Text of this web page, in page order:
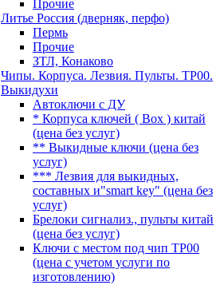
Прочие
Литье Россия (дверняк, перфо)
Пермь
Прочие
ЗТЛ, Конаково
Чипы. Корпуса. Лезвия. Пульты. TP00.
Выкидухи
Автоключи с ДУ
* Корпуса ключей ( Box ) китай
(цена без услуг)
** Выкидные ключи (цена без
услуг)
*** Лезвия для выкидных,
составных и"smart key" (цена без
услуг)
Брелоки сигнализ., пульты китай
(цена без услуг)
Ключи с местом под чип TP00
(цена с учетом услуги по
изготовлению)